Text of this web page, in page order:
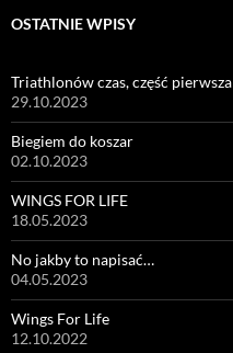
OSTATNIE WPISY
Triathlonów czas, część pierwsza
29.10.2023
Biegiem do koszar
02.10.2023
WINGS FOR LIFE
18.05.2023
No jakby to napisać…
04.05.2023
Wings For Life
12.10.2022